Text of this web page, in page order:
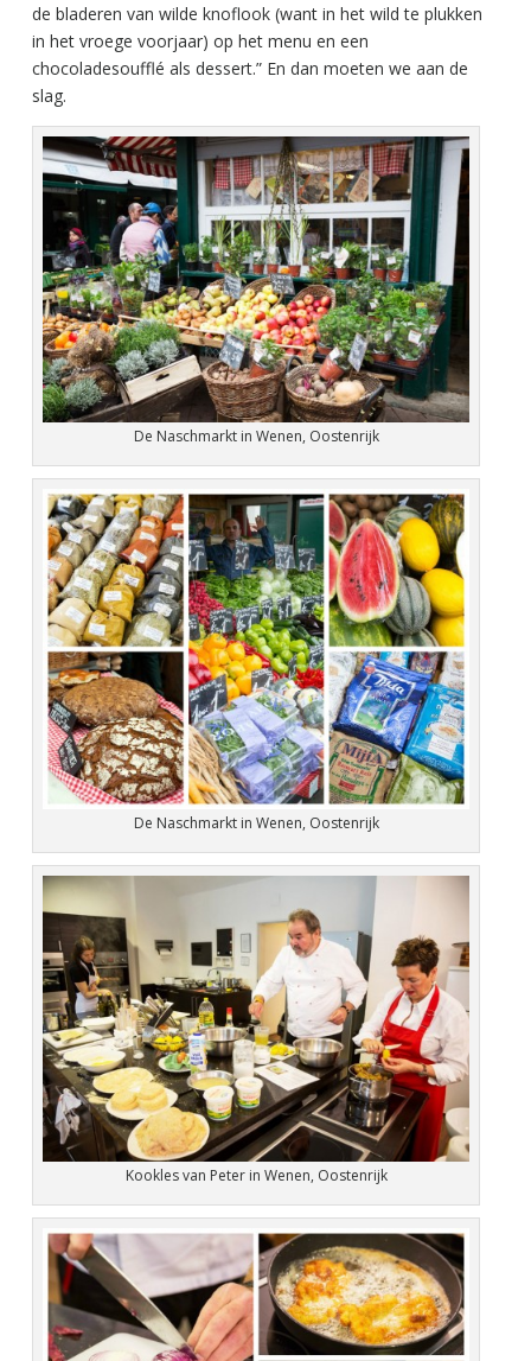
de bladeren van wilde knoflook (want in het wild te plukken
in het vroege voorjaar) op het menu en een
chocoladesoufflé als dessert.” En dan moeten we aan de
slag.
De Naschmarkt in Wenen, Oostenrijk
De Naschmarkt in Wenen, Oostenrijk
Kookles van Peter in Wenen, Oostenrijk